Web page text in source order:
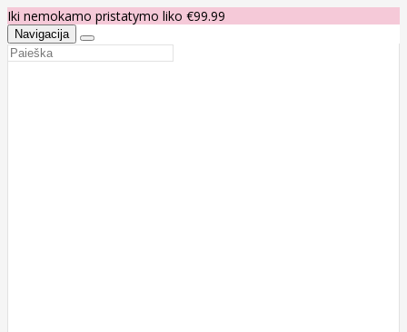
Iki nemokamo pristatymo liko €99.99
Navigacija